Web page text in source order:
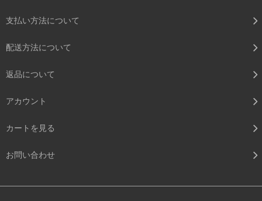
支払い方法について
配送方法について
返品について
アカウント
カートを見る
お問い合わせ